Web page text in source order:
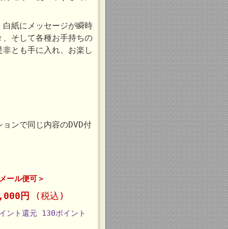
紙にメッセージが瞬時
そして各種お手持ちの
とも手に入れ、お楽し
で同じ内容のDVD付
ール便可＞
円 (税込)
ント還元 130ポイント